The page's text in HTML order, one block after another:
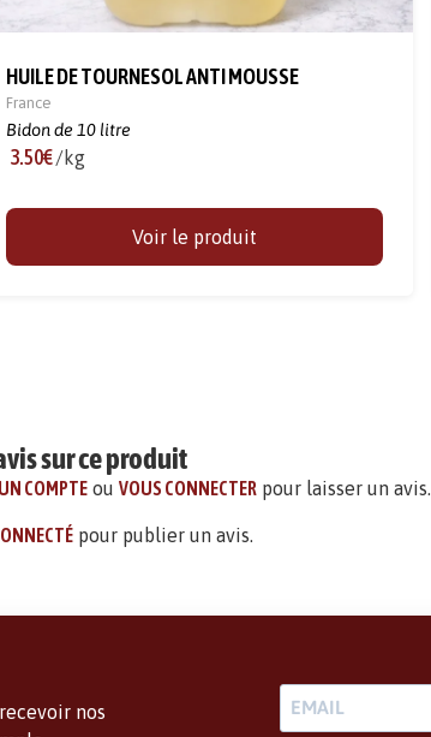
HUILE DE TOURNESOL ANTI MOUSSE
France
Bidon de 10 litre
3.50€/kg
Voir le produit
sur ce produit
COMPTEou VOUS CONNECTERpour laisser un avis.
pour publier un avis.
nos